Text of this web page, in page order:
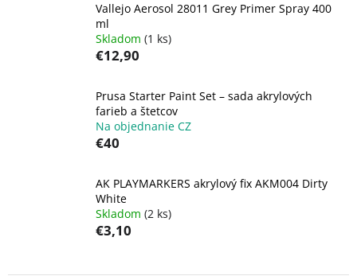
Vallejo Aerosol 28011 Grey Primer Spray 400
ml
Skladom (1 ks)
€12,90
Prusa Starter Paint Set – sada akrylových
farieb a štetcov
Na objednanie CZ
€40
AK PLAYMARKERS akrylový fix AKM004 Dirty
White
Skladom (2 ks)
€3,10